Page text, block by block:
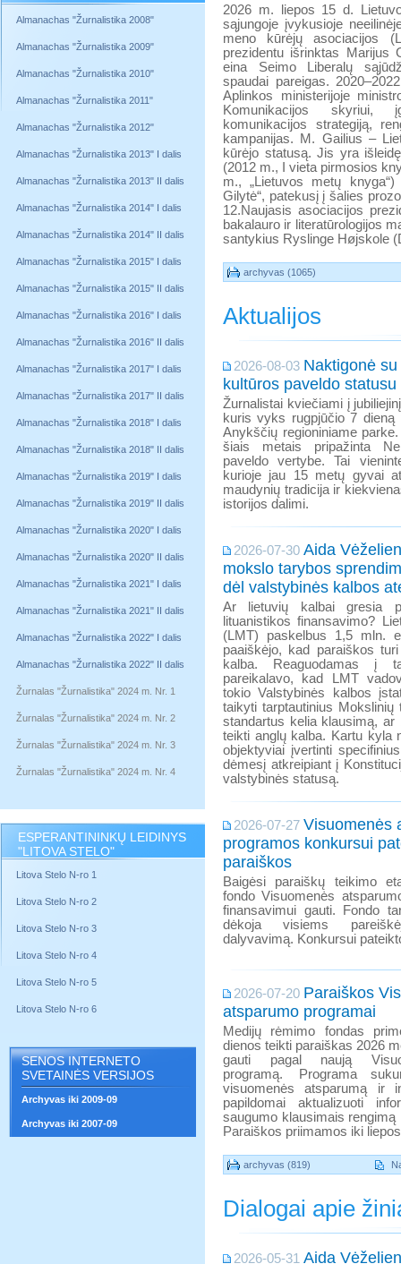
Almanachas "Žurnalistika 2008"
Almanachas "Žurnalistika 2009"
Almanachas "Žurnalistika 2010"
Almanachas "Žurnalistika 2011"
Almanachas "Žurnalistika 2012"
Almanachas "Žurnalistika 2013" I dalis
Almanachas "Žurnalistika 2013" II dalis
Almanachas "Žurnalistika 2014" I dalis
Almanachas "Žurnalistika 2014" II dalis
Almanachas "Žurnalistika 2015" I dalis
Almanachas "Žurnalistika 2015" II dalis
Almanachas "Žurnalistika 2016" I dalis
Almanachas "Žurnalistika 2016" II dalis
Almanachas "Žurnalistika 2017" I dalis
Almanachas "Žurnalistika 2017" II dalis
Almanachas "Žurnalistika 2018" I dalis
Almanachas "Žurnalistika 2018" II dalis
Almanachas "Žurnalistika 2019" I dalis
Almanachas "Žurnalistika 2019" II dalis
Almanachas "Žurnalistika 2020" I dalis
Almanachas "Žurnalistika 2020" II dalis
Almanachas "Žurnalistika 2021" I dalis
Almanachas "Žurnalistika 2021" II dalis
Almanachas "Žurnalistika 2022" I dalis
Almanachas "Žurnalistika 2022" II dalis
Žurnalas "Žurnalistika" 2024 m. Nr. 1
Žurnalas "Žurnalistika" 2024 m. Nr. 2
Žurnalas "Žurnalistika" 2024 m. Nr. 3
Žurnalas "Žurnalistika" 2024 m. Nr. 4
ESPERANTININKŲ LEIDINYS
"LITOVA STELO"
Litova Stelo N-ro 1
Litova Stelo N-ro 2
Litova Stelo N-ro 3
Litova Stelo N-ro 4
Litova Stelo N-ro 5
Litova Stelo N-ro 6
SENOS INTERNETO
SVETAINĖS VERSIJOS
Archyvas iki 2009-09
Archyvas iki 2007-09
2026 m. liepos 15 d.
sąjungoje įvykusioje
meno kūrėjų asociacijos
prezidentu išrinktas Marijus
eina Seimo Liberalų
spaudai pareigas.
Aplinkos ministerijoje
Komunikacijos skyriui,
komunikacijos strategiją,
kampanijas. M. Gailius –
kūrėjo statusą. Jis yra
(2012 m., I vieta pirmosios
m., „Lietuvos metų
Gilytė“, patekusį į šalies
12.Naujasis asociacijos
bakalauro ir literatūrologijos
santykius Ryslinge Højskole
archyvas (1065)
Aktualijos
2026-08-03 Naktigonė
kultūros paveldo statusu
Žurnalistai kviečiami į
kuris vyks rugpjūčio 7 dieną
Anykščių regioniniame
šiais metais pripažinta
paveldo vertybe. Tai
kurioje jau 15 metų gyvai
maudynių tradicija ir
istorijos dalimi.
2026-07-30 Aida
mokslo tarybos
dėl valstybinės kalbos
Ar lietuvių kalbai gresia
lituanistikos finansavimo?
(LMT) paskelbus 1,5 mln.
paaiškėjo, kad paraiškos
kalba. Reaguodamas į
pareikalavo, kad LMT
tokio Valstybinės kalbos
taikyti tarptautinius
standartus kelia klausimą,
teikti anglų kalba. Kartu kyla
objektyviai įvertinti
dėmesį atkreipiant į
valstybinės statusą.
2026-07-27 Visuomenės
programos konkursui
paraiškos
Baigėsi paraiškų teikimo
fondo Visuomenės
finansavimui gauti. Fondo
dėkoja visiems
dalyvavimą. Konkursui
2026-07-20 Paraiškos
atsparumo programai
Medijų rėmimo fondas
dienos teikti paraiškas 2026
gauti pagal naują
programą. Programa
visuomenės atsparumą ir
papildomai aktualizuoti
saugumo klausimais
Paraiškos priimamos iki
archyvas (819)
Dialogai apie
2026-05-31 Aida